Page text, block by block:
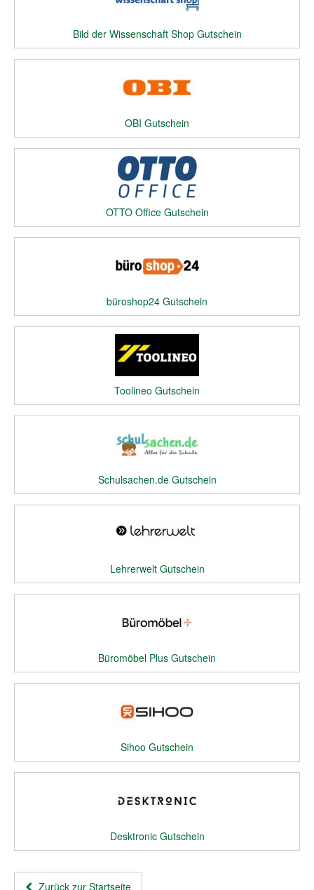
Bild der Wissenschaft Shop Gutschein
OBI Gutschein
OTTO Office Gutschein
büroshop24 Gutschein
Toolineo Gutschein
Schulsachen.de Gutschein
Lehrerwelt Gutschein
Büromöbel Plus Gutschein
Sihoo Gutschein
Desktronic Gutschein
Zurück zur Startseite